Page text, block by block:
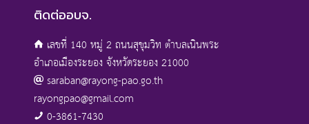
ติดต่ออบจ.
เลขที่ 140 หมู่ 2 ถนนสุขุมวิท ตำบลเนินพระ
อำเภอเมืองระยอง จังหวัดระยอง 21000
saraban@rayong-pao.go.th
rayongpao@gmail.com
0-3861-7430